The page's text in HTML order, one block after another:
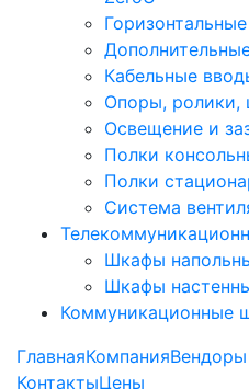
Кабельные
Опоры, ролики,
Освещение и
Полки
Полки
Система
Шкафы
Шкафы
Коммуникационные
ГлавнаяКомпанияВендоры
КонтактыЦены